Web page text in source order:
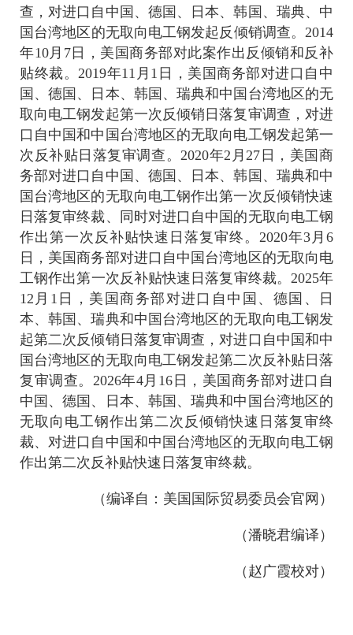
查，对进口自中国、德国、日本、韩国、瑞典、中
国台湾地区的无取向电工钢发起反倾销调查。 2014
年10月 7日，美国商务部对此案作出反倾销和反补
贴终裁。 2019年11 月 1 日，美国商务部对进口自中
国、德国、日本、韩国、瑞典和中国台湾地区的无
取向电工钢发起第一次反倾销日落复审调查，对进
口自中国和中国台湾地区的无取向电工钢发起第一
次反补贴日落复审调查。 2020年2 月 27 日，美国商
务部对进口自中国、德国、日本、韩国、瑞典和中
国台湾地区的无取向电工钢作出第一次反倾销快速
日落复审终裁、同时对进口自中国的无取向电工钢
作出第一次反补贴快速日落复审终。 2020年3 月 6
日，美国商务部对进口自中国台湾地区的无取向电
工钢作出第一次反补贴快速日落复审终裁。 2025年
12 月 1 日，美国商务部对进口自中国、德国、日
本、韩国、瑞典和中国台湾地区的无取向电工钢发
起第二次反倾销日落复审调查，对进口自中国和中
国台湾地区的无取向电工钢发起第二次反补贴日落
复审调查。 2026年4月 16日，美国商务部对进口自
中国、德国、日本、韩国、瑞典和中国台湾地区的
无取向电工钢作出第二次反倾销快速日落复审终
裁、对进口自中国和中国台湾地区的无取向电工钢
作出第二次反补贴快速日落复审终裁。
（编译自：美国国际贸易委员会官网）
（潘晓君编译）
（赵广霞校对）